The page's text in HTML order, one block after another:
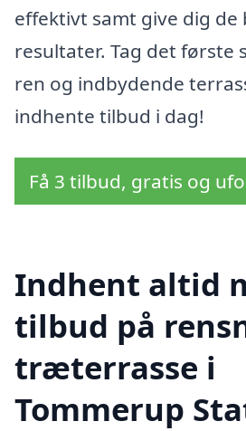
effektivt samt give dig de
resultater. Tag det første
ren og indbydende
indhente tilbud i dag!
Få 3 tilbud, gratis og
Indhent altid
tilbud på
træterrasse i
Tommerup